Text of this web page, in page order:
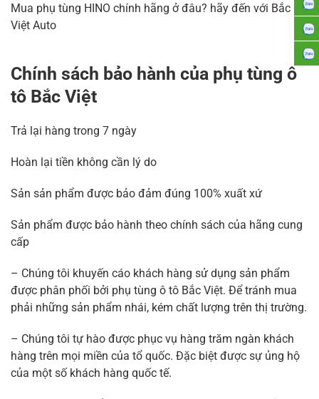
Mua phụ tùng HINO chính hãng ở đâu? hãy đến với Bắc
Việt Auto
Chính sách bảo hành của phụ tùng ô
tô Bắc Việt
Trả lại hàng trong 7 ngày
Hoàn lại tiền không cần lý do
Sản sản phẩm được bảo đảm đúng 100% xuất xứ
Sản phẩm được bảo hành theo chính sách của hãng cung
cấp
– Chúng tôi khuyến cáo khách hàng sử dụng sản phẩm
được phân phối bởi phụ tùng ô tô Bắc Việt. Để tránh mua
phải những sản phẩm nhái, kém chất lượng trên thị trường.
– Chúng tôi tự hào được phục vụ hàng trăm ngàn khách
hàng trên mọi miền của tổ quốc. Đặc biệt được sự ủng hộ
của một số khách hàng quốc tế.